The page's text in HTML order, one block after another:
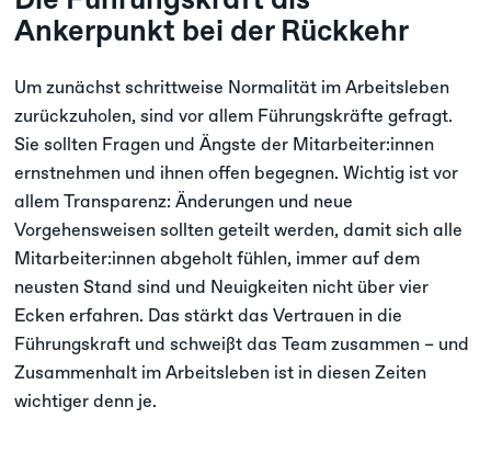
Ankerpunkt bei der Rückkehr
Um zunächst schrittweise Normalität im Arbeitsleben
zurückzuholen, sind vor allem Führungskräfte gefragt.
Sie sollten Fragen und Ängste der Mitarbeiter:innen
ernstnehmen und ihnen offen begegnen. Wichtig ist vor
allem Transparenz: Änderungen und neue
Vorgehensweisen sollten geteilt werden, damit sich alle
Mitarbeiter:innen abgeholt fühlen, immer auf dem
neusten Stand sind und Neuigkeiten nicht über vier
Ecken erfahren. Das stärkt das Vertrauen in die
Führungskraft und schweißt das Team zusammen – und
Zusammenhalt im Arbeitsleben ist in diesen Zeiten
wichtiger denn je.